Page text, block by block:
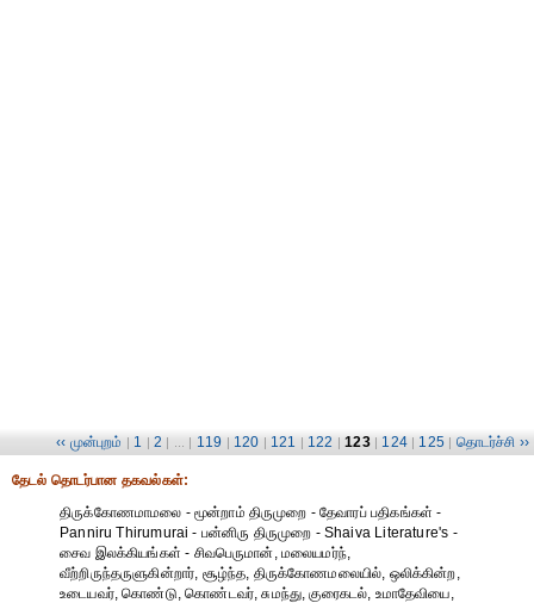
‹‹ முன்புறம் | 1 | 2 | ... | 119 | 120 | 121 | 122 | 123 | 124 | 125 | தொடர்ச்சி ››
தேட‌ல் தொட‌ர்பான தகவ‌ல்க‌ள்:
திருக்கோணமாமலை - மூன்றாம் திருமுறை - தேவாரப் பதிகங்கள் -
Panniru Thirumurai - பன்னிரு திருமுறை - Shaiva Literature's -
சைவ இலக்கியங்கள் - சிவபெருமான், மலையமர்ந்,
வீற்றிருந்தருளுகின்றார், சூழ்ந்த, திருக்கோணமலையில், ஒலிக்கின்ற,
உடையவர், கொண்டு, கொண்டவர், சுமந்து, குரைகடல், உமாதேவியை,